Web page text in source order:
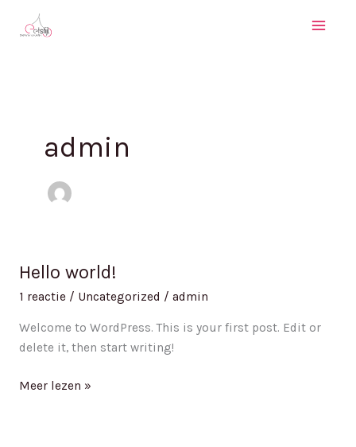
admin
Hello world!
1 reactie / Uncategorized / admin
Welcome to WordPress. This is your first post. Edit or
delete it, then start writing!
Hello
Meer lezen »